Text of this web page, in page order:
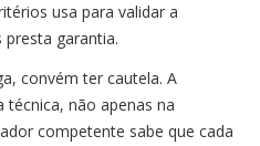
usa para validar a
garantia.
convém ter cautela. A
técnica, não apenas na
competente sabe que cada